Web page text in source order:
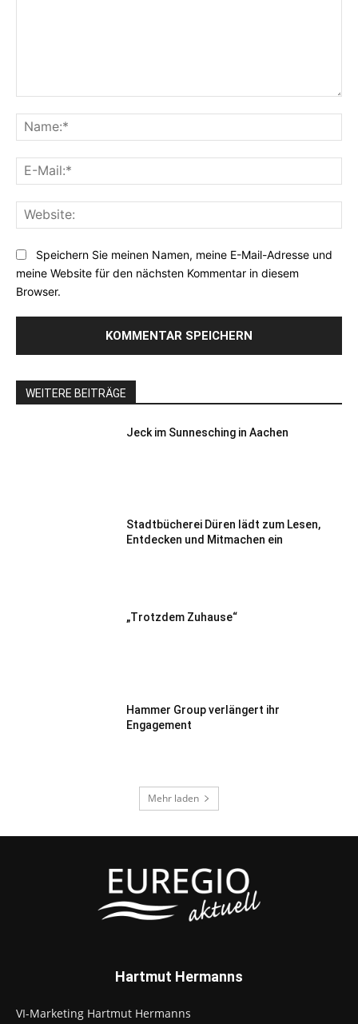
Speichern Sie meinen Namen, meine E-Mail-Adresse und
meine Website für den nächsten Kommentar in diesem
Browser.
WEITERE BEITRÄGE
Jeck im Sunnesching in Aachen
Stadtbücherei Düren lädt zum Lesen,
Entdecken und Mitmachen ein
„Trotzdem Zuhause“
Hammer Group verlängert ihr
Engagement
Mehr laden
Hartmut Hermanns
VI-Marketing Hartmut Hermanns